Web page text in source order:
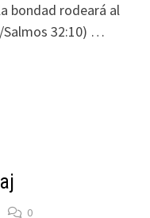
bondad rodeará al
Salmos 32:10) …
0